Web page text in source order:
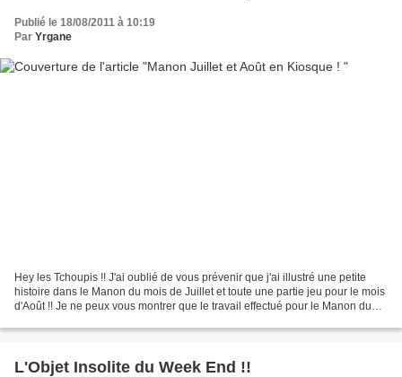
Publié le 18/08/2011 à 10:19
Par Yrgane
Hey les Tchoupis !! J'ai oublié de vous prévenir que j'ai illustré une petite
histoire dans le Manon du mois de Juillet et toute une partie jeu pour le mois
d'Août !! Je ne peux vous montrer que le travail effectué pour le Manon du
L'Objet Insolite du Week End !!